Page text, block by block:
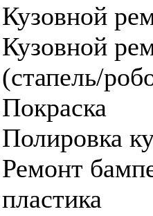
Кузовной
Кузовной
(стапель/
Покраска
Полировка
Ремонт
пластика